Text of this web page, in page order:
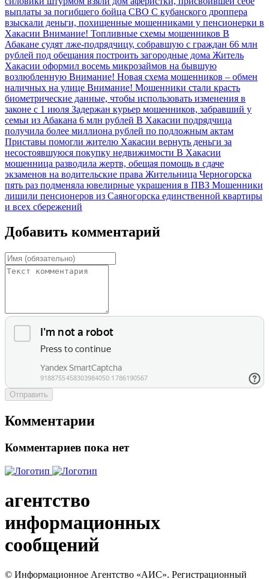
выплаты за погибшего бойца СВО С кубанского дроппера
взыскали деньги, похищенные мошенниками у пенсионерки в
Хакасии Внимание! Топливные схемы мошенников В
Абакане судят лже-подрядчицу, собравшую с граждан 66 млн
рублей под обещания построить загородные дома Житель
Хакасии оформил восемь микрозаймов на бывшую
возлюбленную Внимание! Новая схема мошенников – обмен
наличных на улице Внимание! Мошенники стали красть
биометрические данные, чтобы использовать изменения в
законе с 1 июля Задержан курьер мошенников, забравший у
семьи из Абакана 6 млн рублей В Хакасии подрядчица
получила более миллиона рублей по подложным актам
Приставы помогли жителю Хакасии вернуть деньги за
несостоявшуюся покупку недвижимости В Хакасии
мошенница разводила жертв, обещая помощь в сдаче
экзаменов на водительские права Жительница Черногорска
пять раз подменяла ювелирные украшения в ПВЗ Мошенники
лишили пенсионеров из Саяногорска единственной квартиры
и всех сбережений
Добавить комментарий
Отправить
Комментарии
Комментариев пока нет
агентство
информационных
сообщений
© Информационное Агентство «АИС». Регистрационный